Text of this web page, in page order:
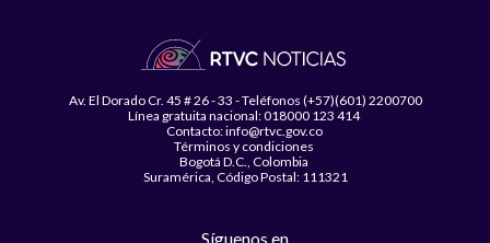
Av. El Dorado Cr. 45 # 26 - 33 - Teléfonos (+57)(601) 2200700
Línea gratuita nacional: 018000 123 414
Contacto: info@rtvc.gov.co
Términos y condiciones
Bogotá D.C., Colombia
Suramérica, Código Postal: 111321
Síguenos en